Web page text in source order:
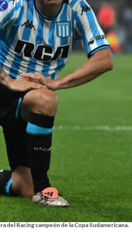
del Racing campeón de la Copa Sudamericana.